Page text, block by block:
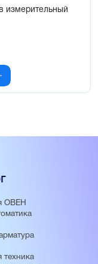
измерительный
ОВЕН
техника